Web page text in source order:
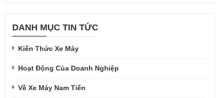
DANH MỤC TIN TỨC
Kiến Thức Xe Máy
Hoạt Động Của Doanh Nghiệp
Về Xe Máy Nam Tiến